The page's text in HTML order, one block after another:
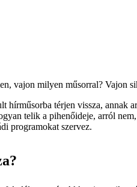
vajon milyen műsorral? Vajon
hírműsorba térjen vissza, annak
telik a pihenőideje, arról
programokat szervez.